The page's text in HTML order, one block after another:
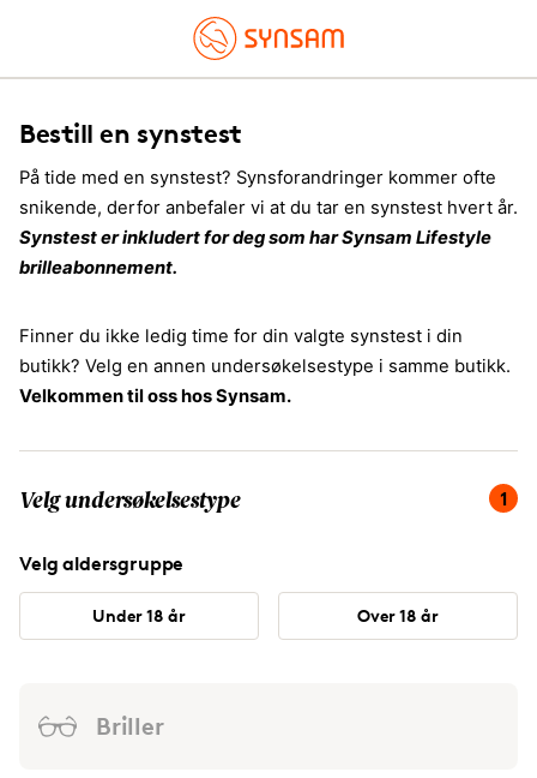
Bestill en synstest
På tide med en synstest? Synsforandringer kommer ofte
snikende, derfor anbefaler vi at du tar en synstest hvert år.
Synstest er inkludert for deg som har Synsam Lifestyle
brilleabonnement.
Finner du ikke ledig time for din valgte synstest i din
butikk? Velg en annen undersøkelsestype i samme butikk.
Velkommen til oss hos Synsam.
1
Velg undersøkelsestype
Velg aldersgruppe
Under 18 år Over 18 år
Briller